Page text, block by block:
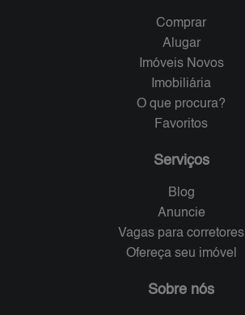
Comprar
Alugar
Imóveis Novos
Imobiliária
O que procura?
Favoritos
Serviços
Blog
Anuncie
Vagas para corretores
Ofereça seu imóvel
Sobre nós